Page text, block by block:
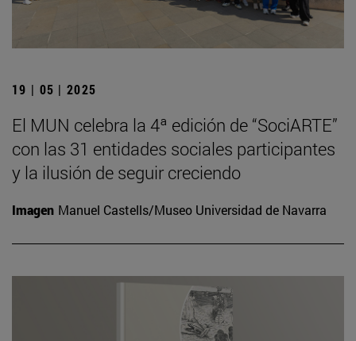
19 | 05 | 2025
El MUN celebra la 4ª edición de “SociARTE”
con las 31 entidades sociales participantes
y la ilusión de seguir creciendo
Imagen Manuel Castells/Museo Universidad de Navarra